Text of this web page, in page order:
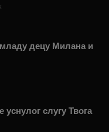
децу Милана и
уснулог слугу Твога